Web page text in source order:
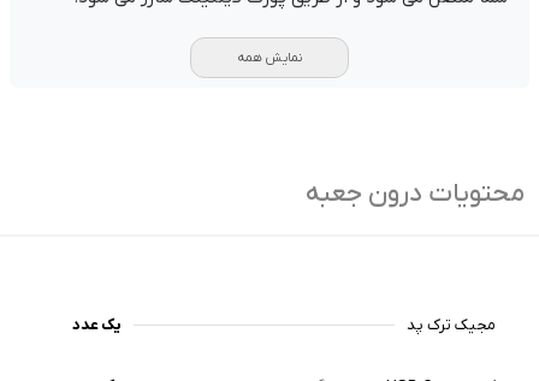
نمایش همه
محتویات درون جعبه
مجیک ترک پد یک عدد